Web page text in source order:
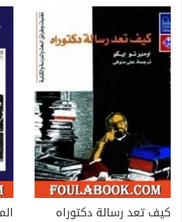
كيف تعد رسالة دكتوراه